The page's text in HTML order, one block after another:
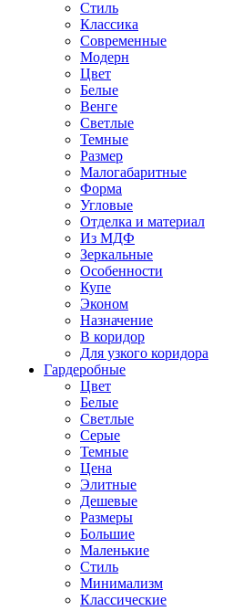
Стиль
Классика
Современные
Модерн
Цвет
Белые
Венге
Светлые
Темные
Размер
Малогабаритные
Форма
Угловые
Отделка и материал
Из МДФ
Зеркальные
Особенности
Купе
Эконом
Назначение
В коридор
Для узкого коридора
Гардеробные
Цвет
Белые
Светлые
Серые
Темные
Цена
Элитные
Дешевые
Размеры
Большие
Маленькие
Стиль
Минимализм
Классические